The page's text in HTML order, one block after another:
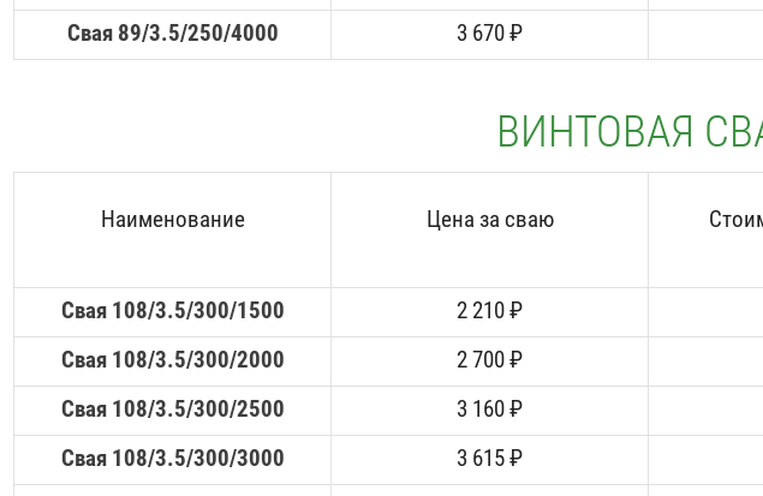
Свая 89/3.5/250/4000
3 670 ₽
ВИНТОВАЯ
Наименование Цена за сваю
Свая 108/3.5/300/1500 2 210 ₽
Свая 108/3.5/300/2000
2 700 ₽
Свая 108/3.5/300/2500
3 160 ₽
Свая 108/3.5/300/3000
3 615 ₽